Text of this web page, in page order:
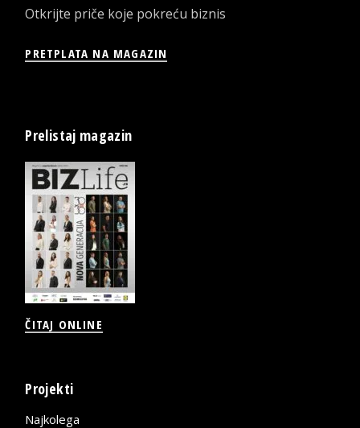
Otkrijte priče koje pokreću biznis
PRETPLATA NA MAGAZIN
Prelistaj magazin
ČITAJ ONLINE
Projekti
Najkolega